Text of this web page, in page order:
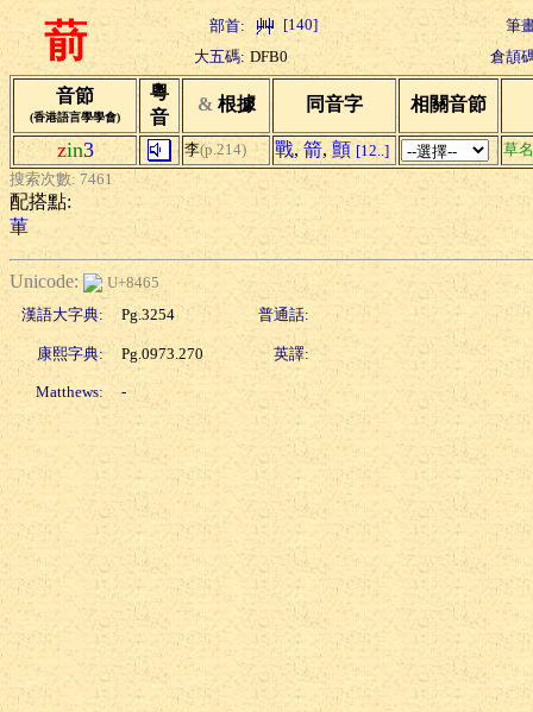
葥 部首: [140]
筆
大五碼: DFB0 倉頡
音節
(香港語言學學會)
粵
音
& 根據 同音字 相關音節
zin3 李(p.214) 戰, 箭, 顫 [12..]
草名
搜索次數: 7461
配搭點:
莗
Unicode:
U+8465
漢語大字典:
Pg.3254 普通話:
康熙字典: Pg.0973.270 英譯:
Matthews: -